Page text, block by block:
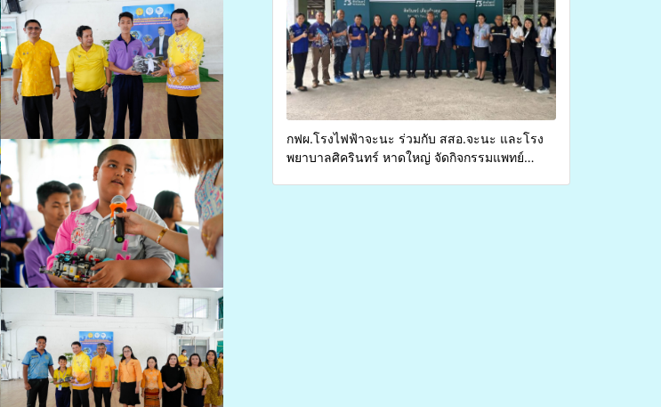
กฟผ.โรงไฟฟ้าจะนะ ร่วมกับ สสอ.จะนะ และโรง
พยาบาลศิครินทร์ หาดใหญ่ จัดกิจกรรมแพทย์